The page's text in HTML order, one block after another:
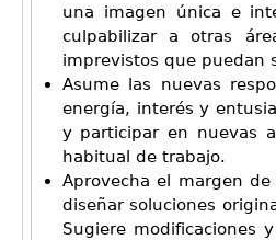
una imagen única e
culpabilizar a otras
imprevistos que puedan
Asume las nuevas
energía, interés y
y participar en nuevas
habitual de trabajo.
Aprovecha el margen
diseñar soluciones
Sugiere modificaciones